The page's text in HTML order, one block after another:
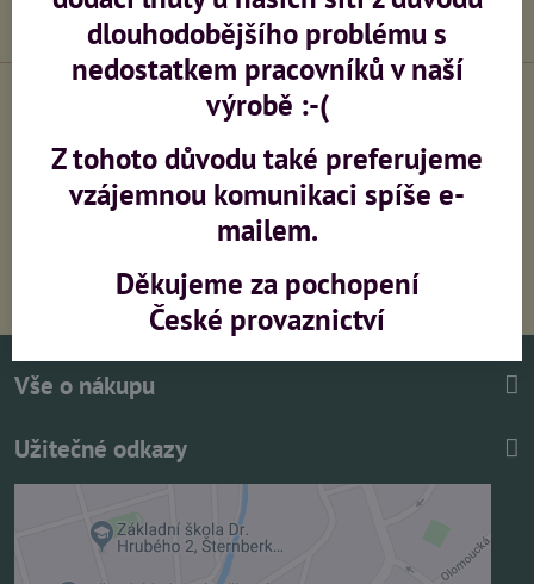
Výroba sítí na zakázku
Zaměření, montáž,
konzultace
PŘI OBJEDNÁVCE NAD 5000,-
(bez DPH) DOPRAVA ZDARMA
Vše o nákupu
Užitečné odkazy
dlouhodobějšího problému s
nedostatkem pracovníků v naší
výrobě :-(
Z tohoto důvodu také preferujeme
vzájemnou komunikaci spíše e-
mailem.
Děkujeme za pochopení
České provaznictví